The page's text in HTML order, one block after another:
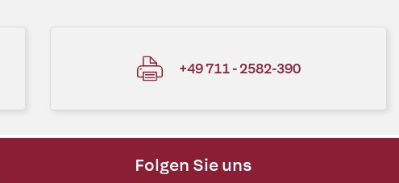
+49 711 - 2582-390
Folgen Sie uns